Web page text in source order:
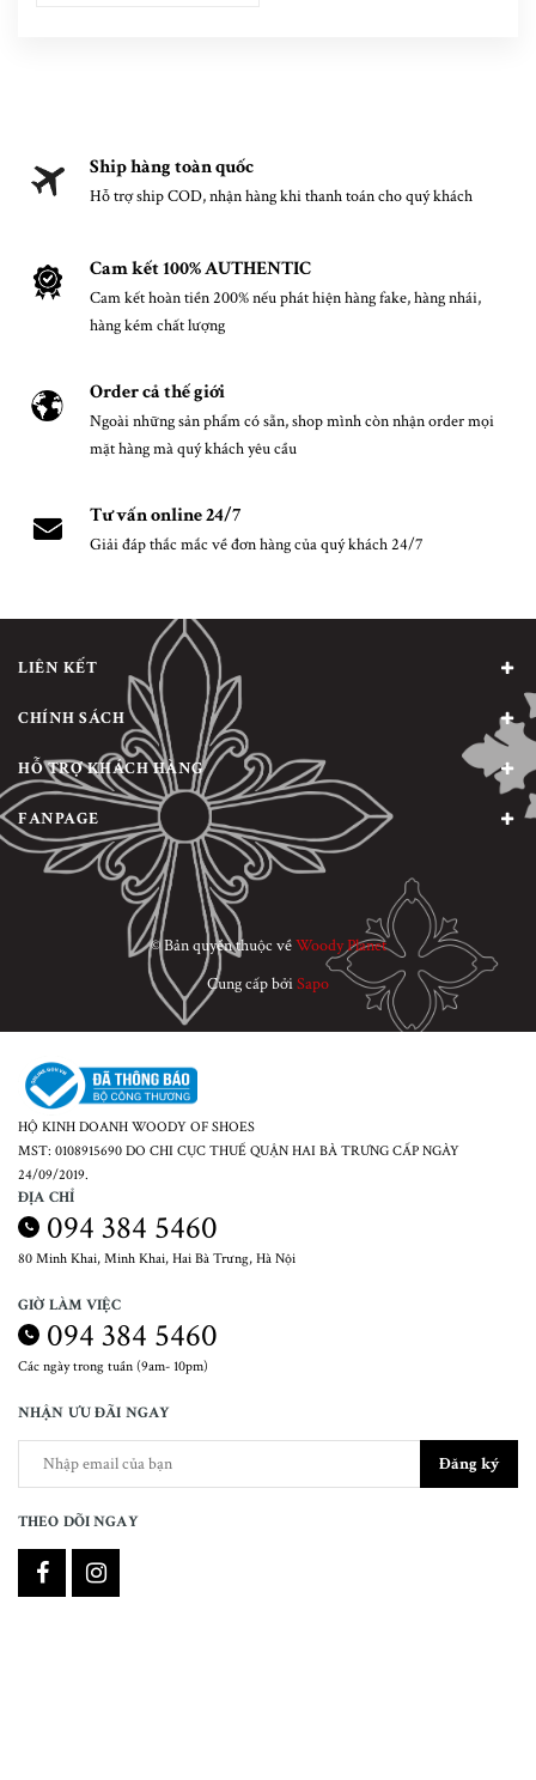
Ship hàng toàn quốc
Hỗ trợ ship COD, nhận hàng khi thanh toán cho quý khách
Cam kết 100% AUTHENTIC
Cam kết hoàn tiền 200% nếu phát hiện hàng fake, hàng nhái,
hàng kém chất lượng
Order cả thế giới
Ngoài những sản phẩm có sẵn, shop mình còn nhận order mọi
mặt hàng mà quý khách yêu cầu
Tư vấn online 24/7
Giải đáp thắc mắc về đơn hàng của quý khách 24/7
LIÊN KẾT
CHÍNH SÁCH
HỖ TRỢ KHÁCH HÀNG
FANPAGE
© Bản quyền thuộc vềWoody Planet
Cung cấp bởiSapo
HỘ KINH DOANH WOODY OF SHOES
MST: 0108915690 DO CHI CỤC THUẾ QUẬN HAI BÀ TRƯNG CẤP NGÀY
24/09/2019.
ĐỊA CHỈ
094 384 5460
80 Minh Khai, Minh Khai, Hai Bà Trưng, Hà Nội
GIỜ LÀM VIỆC
094 384 5460
Các ngày trong tuần (9am- 10pm)
NHẬN ƯU ĐÃI NGAY
Đăng ký
THEO DÕI NGAY